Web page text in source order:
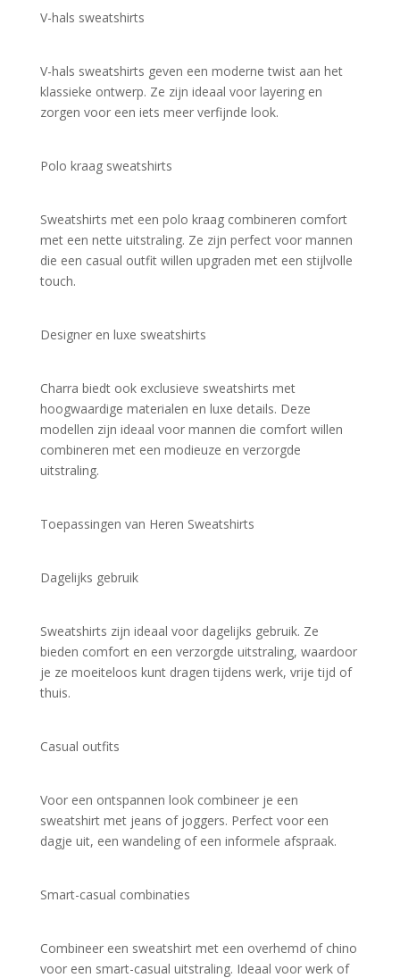
V-hals sweatshirts
V-hals sweatshirts geven een moderne twist aan het
klassieke ontwerp. Ze zijn ideaal voor layering en
zorgen voor een iets meer verfijnde look.
Polo kraag sweatshirts
Sweatshirts met een polo kraag combineren comfort
met een nette uitstraling. Ze zijn perfect voor mannen
die een casual outfit willen upgraden met een stijlvolle
touch.
Designer en luxe sweatshirts
Charra biedt ook exclusieve sweatshirts met
hoogwaardige materialen en luxe details. Deze
modellen zijn ideaal voor mannen die comfort willen
combineren met een modieuze en verzorgde
uitstraling.
Toepassingen van Heren Sweatshirts
Dagelijks gebruik
Sweatshirts zijn ideaal voor dagelijks gebruik. Ze
bieden comfort en een verzorgde uitstraling, waardoor
je ze moeiteloos kunt dragen tijdens werk, vrije tijd of
thuis.
Casual outfits
Voor een ontspannen look combineer je een
sweatshirt met jeans of joggers. Perfect voor een
dagje uit, een wandeling of een informele afspraak.
Smart-casual combinaties
Combineer een sweatshirt met een overhemd of chino
voor een smart-casual uitstraling. Ideaal voor werk of